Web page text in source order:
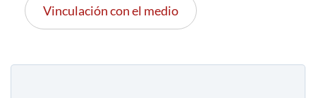
Vinculación con el medio